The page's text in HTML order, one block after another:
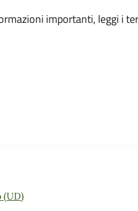
importanti, leggi i
(UD)